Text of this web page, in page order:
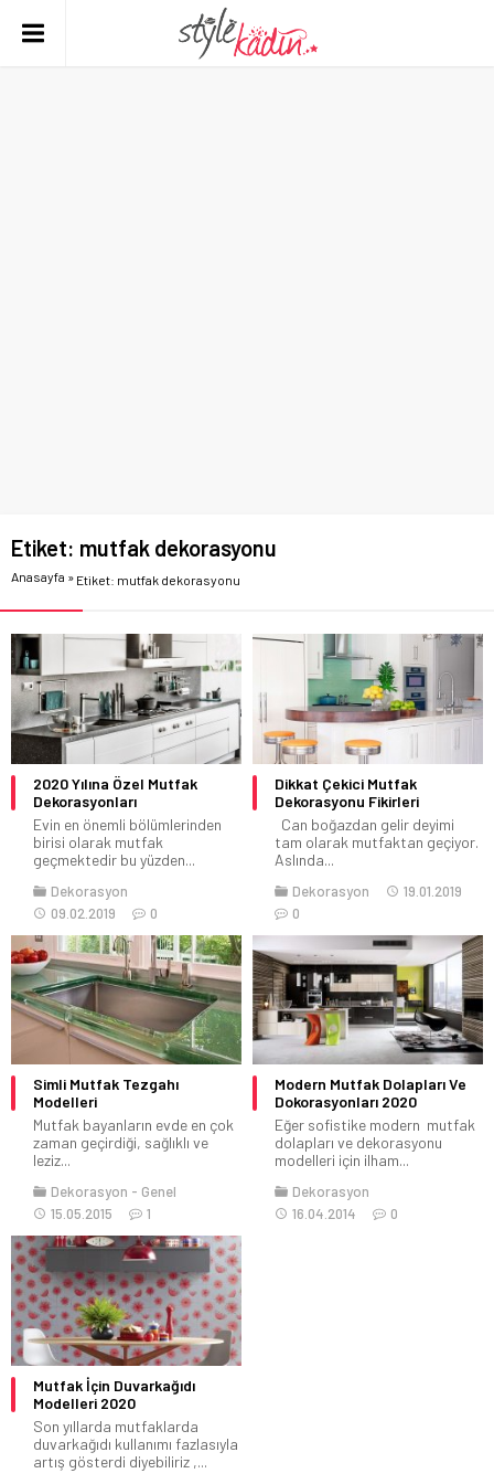
Etiket: mutfak dekorasyonu
Anasayfa » Etiket: mutfak dekorasyonu
2020 Yılına Özel Mutfak
Dekorasyonları
Evin en önemli bölümlerinden
birisi olarak mutfak
geçmektedir bu yüzden...
Dekorasyon
09.02.2019
0
Dikkat Çekici Mutfak
Dekorasyonu Fikirleri
Can boğazdan gelir deyimi
tam olarak mutfaktan geçiyor.
Aslında...
Dekorasyon
19.01.2019
0
Simli Mutfak Tezgahı
Modelleri
Mutfak bayanların evde en çok
zaman geçirdiği, sağlıklı ve
leziz...
Dekorasyon
Genel
15.05.2015
1
Modern Mutfak Dolapları Ve
Dokorasyonları 2020
Eğer sofistike modern mutfak
dolapları ve dekorasyonu
modelleri için ilham...
Dekorasyon
16.04.2014
0
Mutfak İçin Duvarkağıdı
Modelleri 2020
Son yıllarda mutfaklarda
duvarkağıdı kullanımı fazlasıyla
artış gösterdi diyebiliriz ,...